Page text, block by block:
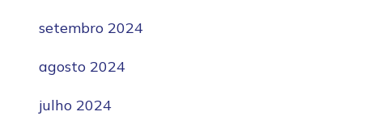
setembro 2024
agosto 2024
julho 2024